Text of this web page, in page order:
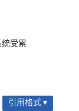
统受累
引用格式 ▾